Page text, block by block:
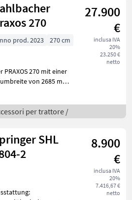
270
27.900
€
inclusa IVA
20%
23.250 €
netto
prod. 2023 270 cm
270 mit einer
von 2685 mm,
Rechte
hochgezogen.
per trattore /
SHL
2
8.900
€
inclusa IVA
20%
7.416,67 €
netto